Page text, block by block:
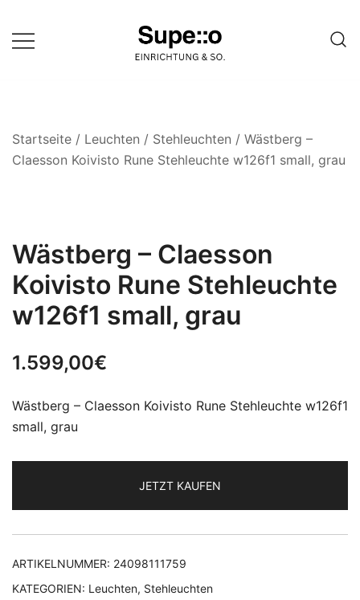
zum
Inhalt
einer Website
Startseite / Leuchten / Stehleuchten / Wästberg –
Claesson Koivisto Rune Stehleuchte w126f1 small, grau
Wästberg – Claesson
Koivisto Rune Stehleuchte
w126f1 small, grau
1.599,00€
Wästberg – Claesson Koivisto Rune Stehleuchte w126f1
small, grau
JETZT KAUFEN
ARTIKELNUMMER: 24098111759
KATEGORIEN: Leuchten, Stehleuchten